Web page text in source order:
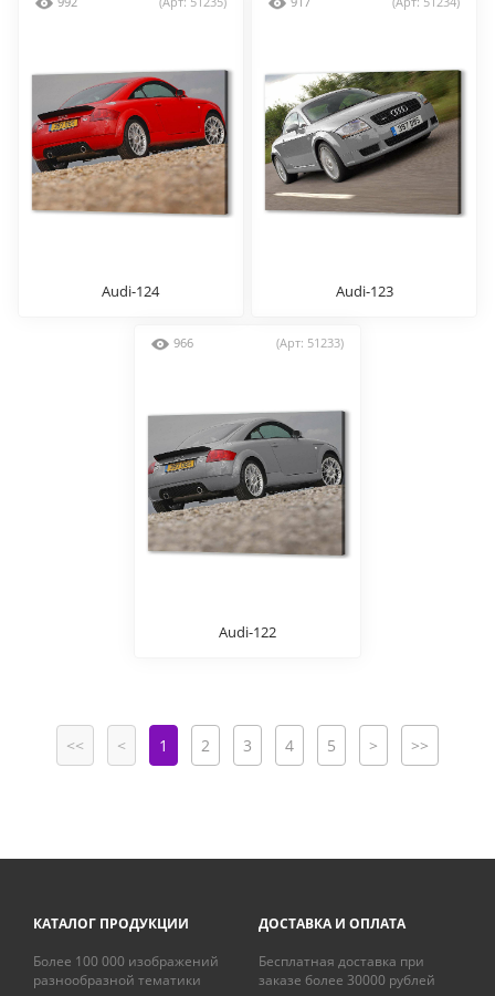
Audi-124 Audi-123
966 (Арт: 51233)
Audi-122
<< < 1 2 3 4 5 > >>
КАТАЛОГ ПРОДУКЦИИ
Более 100 000 изображений
разнообразной тематики
ДОСТАВКА И ОПЛАТА
Бесплатная доставка при
заказе более 30000 рублей